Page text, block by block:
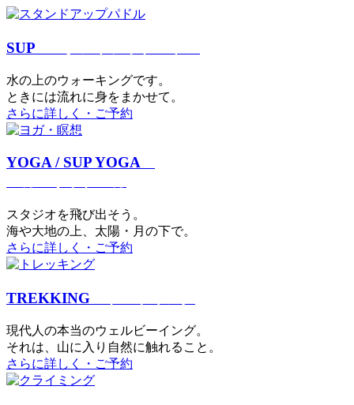
SUP
⽔の上のウォーキングです。
ときには流れに身をまかせて。
さらに詳しく・ご予約
YOGA / SUP YOGA
スタジオを⾶び出そう。
海や大地の上、太陽・⽉の下で。
さらに詳しく・ご予約
TREKKING
現代⼈の本当のウェルビーイング。
それは、⼭に⼊り⾃然に触れること。
さらに詳しく・ご予約